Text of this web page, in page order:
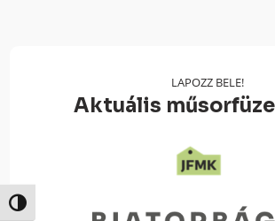
Nagy kontraszt váltása
LAPOZZ BELE!
Aktuális